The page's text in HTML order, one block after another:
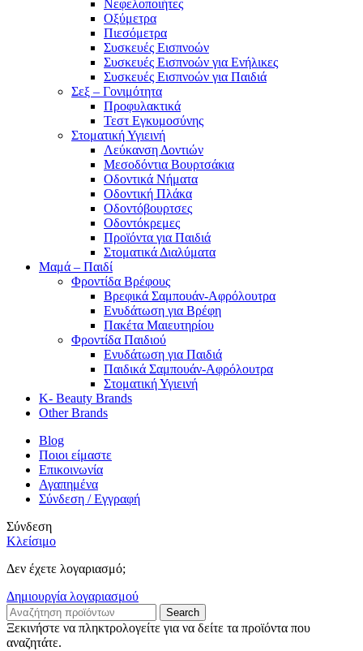
Νεφελοποιήτες
Οξύμετρα
Πιεσόμετρα
Συσκευές Εισπνοών
Συσκευές Εισπνοών για Ενήλικες
Συσκευές Εισπνοών για Παιδιά
Σεξ – Γονιμότητα
Προφυλακτικά
Τεστ Εγκυμοσύνης
Στοματική Υγιεινή
Λεύκανση Δοντιών
Μεσοδόντια Βουρτσάκια
Οδοντικά Νήματα
Οδοντική Πλάκα
Οδοντόβουρτσες
Οδοντόκρεμες
Προϊόντα για Παιδιά
Στοματικά Διαλύματα
Μαμά – Παιδί
Φροντίδα Βρέφους
Βρεφικά Σαμπουάν-Αφρόλουτρα
Ενυδάτωση για Βρέφη
Πακέτα Μαιευτηρίου
Φροντίδα Παιδιού
Ενυδάτωση για Παιδιά
Παιδικά Σαμπουάν-Αφρόλουτρα
Στοματική Υγιεινή
K- Beauty Brands
Other Brands
Blog
Ποιοι είμαστε
Επικοινωνία
Αγαπημένα
Σύνδεση / Εγγραφή
Σύνδεση
Κλείσιμο
Δεν έχετε λογαριασμό;
Δημιουργία λογαριασμού
Search
Ξεκινήστε να πληκτρολογείτε για να δείτε τα προϊόντα που
αναζητάτε.